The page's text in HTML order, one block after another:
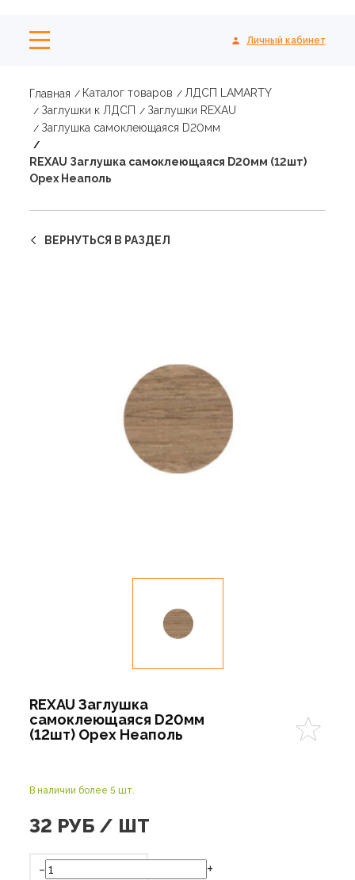
Личный кабинет
Главная Каталог товаров
ЛДСП LAMARTY
Заглушки к ЛДСП
Заглушки REXAU
Заглушка самоклеющаяся D20мм
REXAU Заглушка самоклеющаяся D20мм (12шт)
Орех Неаполь
ВЕРНУТЬСЯ В РАЗДЕЛ
REXAU Заглушка
самоклеющаяся D20мм
(12шт) Орех Неаполь
В наличии более 5 шт.
32 РУБ / ШТ
- +